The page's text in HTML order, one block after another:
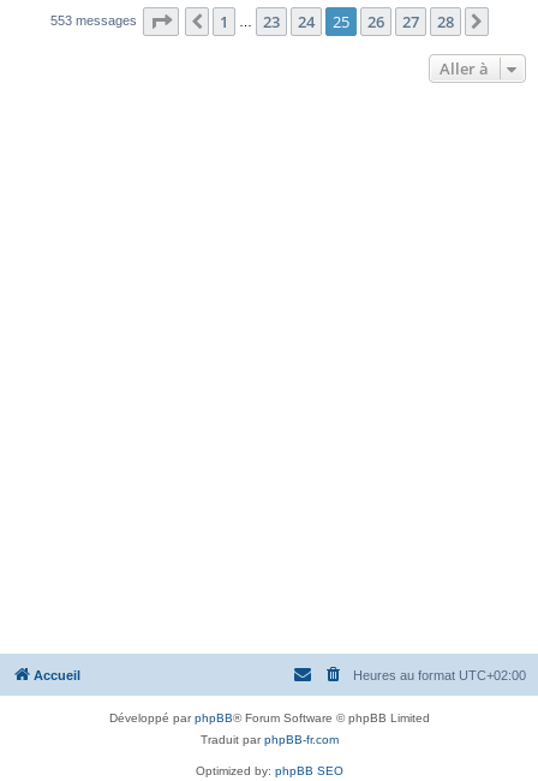
553 messages Page 25 sur 28
Précédente
1 23 24 25 26 27 28
Aller à
Accueil Heures au format UTC+02:00
Développé parphpBB® Forum Software © phpBB Limited
Traduit parphpBB-fr.com
Optimized by: phpBB SEO